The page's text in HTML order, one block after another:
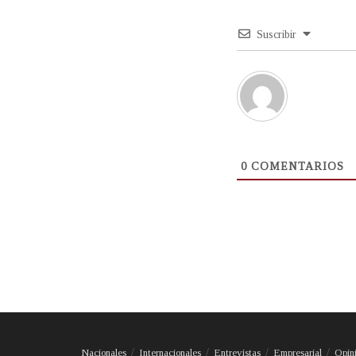
Suscribir
0 COMENTARIOS
Nacionales Internacionales Entrevistas Empresarial